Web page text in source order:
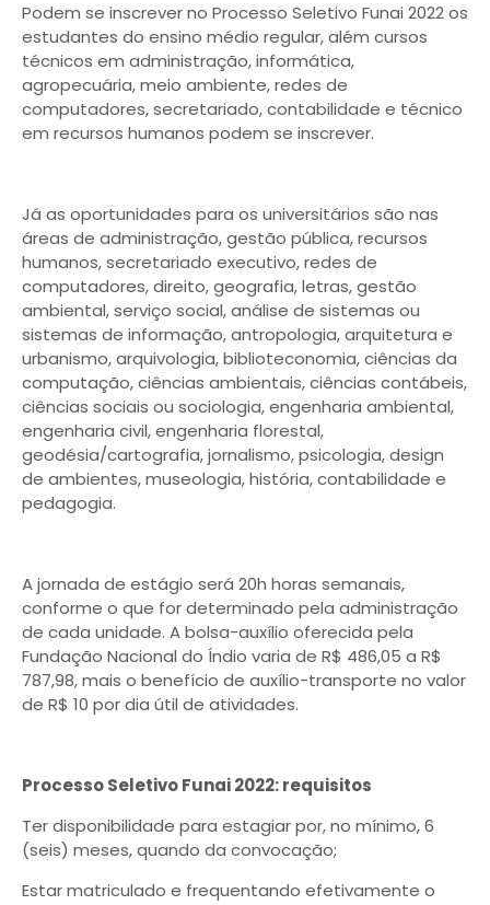
Podem se inscrever no Processo Seletivo Funai 2022 os
estudantes do ensino médio regular, além cursos
técnicos em administração, informática,
agropecuária, meio ambiente, redes de
computadores, secretariado, contabilidade e técnico
em recursos humanos podem se inscrever.
Já as oportunidades para os universitários são nas
áreas de administração, gestão pública, recursos
humanos, secretariado executivo, redes de
computadores, direito, geografia, letras, gestão
ambiental, serviço social, análise de sistemas ou
sistemas de informação, antropologia, arquitetura e
urbanismo, arquivologia, biblioteconomia, ciências da
computação, ciências ambientais, ciências contábeis,
ciências sociais ou sociologia, engenharia ambiental,
engenharia civil, engenharia florestal,
geodésia/cartografia, jornalismo, psicologia, design
de ambientes, museologia, história, contabilidade e
pedagogia.
A jornada de estágio será 20h horas semanais,
conforme o que for determinado pela administração
de cada unidade. A bolsa-auxílio oferecida pela
Fundação Nacional do Índio varia de R$ 486,05 a R$
787,98, mais o benefício de auxílio-transporte no valor
de R$ 10 por dia útil de atividades.
Processo Seletivo Funai 2022: requisitos
Ter disponibilidade para estagiar por, no mínimo, 6
(seis) meses, quando da convocação;
Estar matriculado e frequentando efetivamente o